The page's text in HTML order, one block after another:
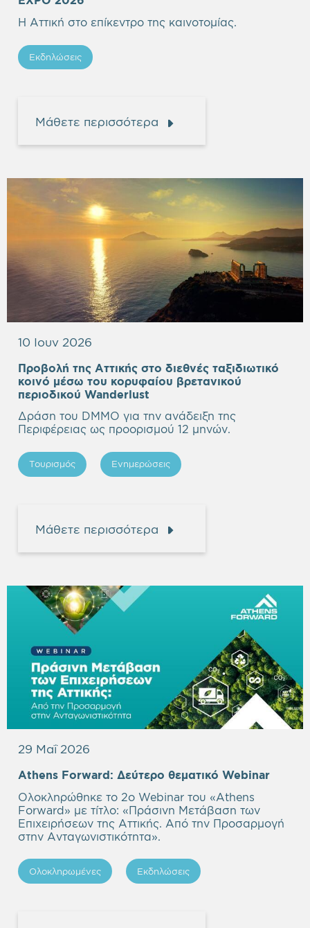
Η Αττική στο επίκεντρο της καινοτομίας.
Εκδηλώσεις
Μάθετε περισσότερα
10 Ιουν 2026
Προβολή της Αττικής στο διεθνές ταξιδιωτικό
κοινό μέσω του κορυφαίου βρετανικού
περιοδικού Wanderlust
Δράση του DMMO για την ανάδειξη της
Περιφέρειας ως προορισμού 12 μηνών.
Τουρισμός Ενημερώσεις
Μάθετε περισσότερα
29 Μαΐ 2026
Athens Forward: Δεύτερο θεματικό Webinar
Ολοκληρώθηκε το 2ο Webinar του «Athens
Forward» με τίτλο: «Πράσινη Μετάβαση των
Επιχειρήσεων της Αττικής. Από την Προσαρμογή
στην Ανταγωνιστικότητα».
Ολοκληρωμένες Εκδηλώσεις